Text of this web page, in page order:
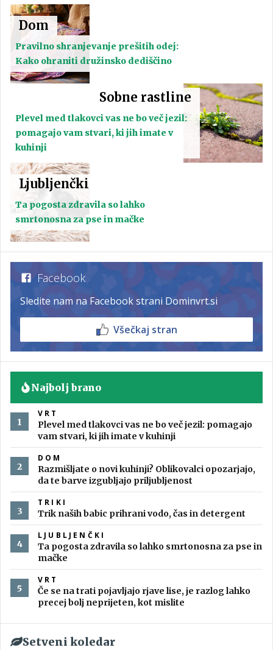
Dom
Pravilno shranjevanje prešitih odej:
Kako ohraniti družinsko dediščino
Sobne rastline
Plevel med tlakovci vas ne bo več jezil:
pomagajo vam stvari, ki jih imate v
kuhinji
Ljubljenčki
Ta pogosta zdravila so lahko
smrtonosna za pse in mačke
Facebook
Sledite nam na Facebook strani Dominvrt.si
Všečkaj stran
Najbolj brano
VRT
Plevel med tlakovci vas ne bo več jezil: pomagajo
vam stvari, ki jih imate v kuhinji
DOM
Razmišljate o novi kuhinji? Oblikovalci opozarjajo,
da te barve izgubljajo priljubljenost
TRIKI
Trik naših babic prihrani vodo, čas in detergent
LJUBLJENČKI
Ta pogosta zdravila so lahko smrtonosna za pse in
mačke
VRT
Če se na trati pojavljajo rjave lise, je razlog lahko
precej bolj neprijeten, kot mislite
Setveni koledar